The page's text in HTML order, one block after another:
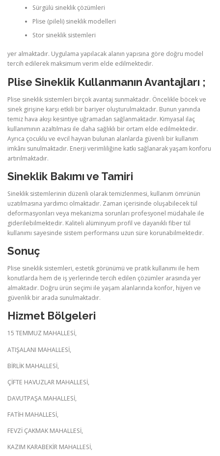
Sürgülü sineklik çözümleri
Plise (pileli) sineklik modelleri
Stor sineklik sistemleri
yer almaktadır. Uygulama yapılacak alanın yapısına göre doğru model
tercih edilerek maksimum verim elde edilmektedir.
Plise Sineklik Kullanmanın Avantajları ;
Plise sineklik sistemleri birçok avantaj sunmaktadır. Öncelikle böcek ve
sinek girişine karşı etkili bir bariyer oluşturulmaktadır. Bunun yanında
temiz hava akışı kesintiye uğramadan sağlanmaktadır. Kimyasal ilaç
kullanımının azaltılması ile daha sağlıklı bir ortam elde edilmektedir.
Ayrıca çocuklu ve evcil hayvan bulunan alanlarda güvenli bir kullanım
imkânı sunulmaktadır. Enerji verimliliğine katkı sağlanarak yaşam konforu
artırılmaktadır.
Sineklik Bakımı ve Tamiri
Sineklik sistemlerinin düzenli olarak temizlenmesi, kullanım ömrünün
uzatılmasına yardımcı olmaktadır. Zaman içerisinde oluşabilecek tül
deformasyonları veya mekanizma sorunları profesyonel müdahale ile
giderilebilmektedir. Kaliteli alüminyum profil ve dayanıklı fiber tül
kullanımı sayesinde sistem performansı uzun süre korunabilmektedir.
Sonuç
Plise sineklik sistemleri, estetik görünümü ve pratik kullanımı ile hem
konutlarda hem de iş yerlerinde tercih edilen çözümler arasında yer
almaktadır. Doğru ürün seçimi ile yaşam alanlarında konfor, hijyen ve
güvenlik bir arada sunulmaktadır.
Hizmet Bölgeleri
15 TEMMUZ MAHALLESİ,
ATIŞALANI MAHALLESİ,
BİRLİK MAHALLESİ,
ÇİFTE HAVUZLAR MAHALLESİ,
DAVUTPAŞA MAHALLESİ,
FATİH MAHALLESİ,
FEVZİ ÇAKMAK MAHALLESİ,
KAZIM KARABEKİR MAHALLESİ,